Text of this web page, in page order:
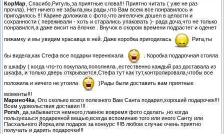
КорМар , Спасибо,Ритуль,за приятные слова!!! Приятно читать ( уже не раз
прочла). Нет ничего не забыла,мы рады,что Вам всем все понравилось и
пригодилось !!! Карине доложила с фото,что ангелочек дошел в целости и
сохранности ( переживали - хоть и старались упаковать )- рада доча,что не только
понравился,а даже висит на ёлочке . Внучок в скором времени подрастет и оденет
пижамку и мы увидим красавца в ней. Даже коробка пригодилась
Рита,ты
бы видела,как Стефа все подарки перенюхала
. Коробка подарочная стояла
в шкафу ( когда что-то покупала,пополняла ,естественно каждый раз доставала из
шкафа, и только дверь открывается,Стефа тут как тут,контролировала,чтобы все
положила и ничего не утоила
)Рады были доставить вам приятные
моменты!!!
Марино4kа , Ого сколько всего полезного Вам Санта подарил,хороший подарочек!!!
Всем удовольствия доставил !!!
Porsh , да,забывается немного,главное вовремя фото сделать ,но когда
пользуешься подаренной вещью,всегда вспоминаю того или иного Санту или
Пасхального Йорка,или подарок за конкурс !!!В любом случае очень приятно
получать и дарить подарочки!!!